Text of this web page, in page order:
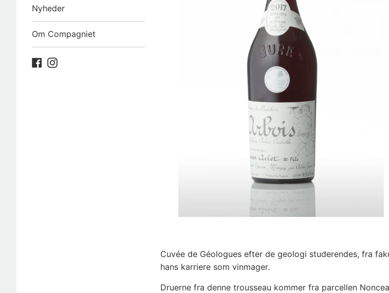
Nyheder
Om Compagniet
Facebook
Instagram
Cuvée de Géologues efter de geologi studerendes, fra
hans karriere som vinmager.
Druerne fra denne trousseau kommer fra parcellen